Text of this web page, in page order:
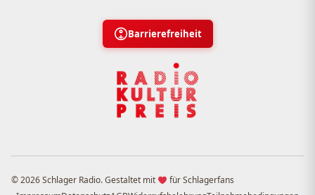
Barrierefreiheit
© 2026 Schlager Radio. Gestaltet mit
für Schlagerfans